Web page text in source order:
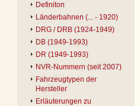
Definiton
Länderbahnen (... - 1920)
DRG / DRB (1924-1949)
DB (1949-1993)
DR (1949-1993)
NVR-Nummern (seit 2007)
Fahrzeugtypen der
Hersteller
Erläuterungen zu